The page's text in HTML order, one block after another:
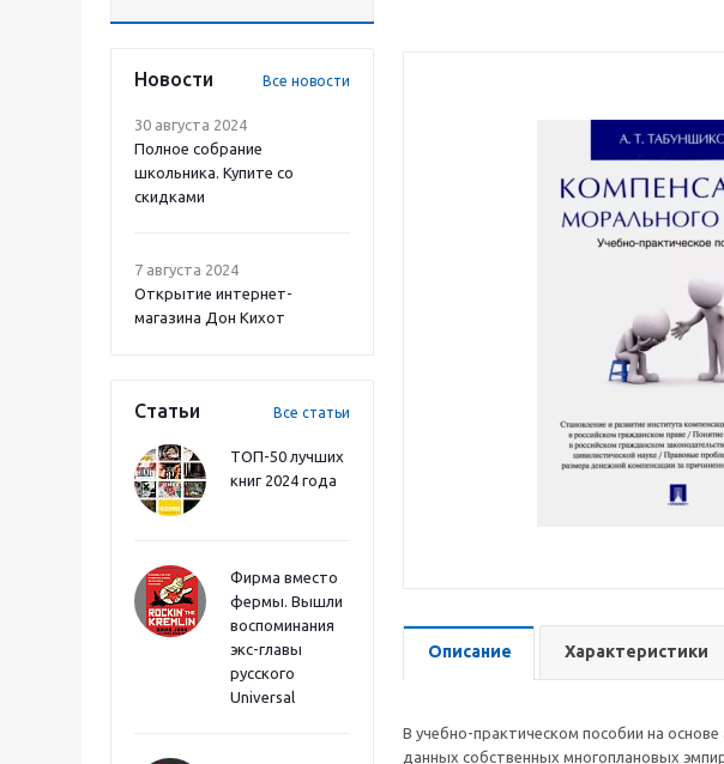
Новости Все новости
30 августа 2024
Полное собрание
школьника. Купите со
скидками
7 августа 2024
Открытие интернет-
магазина Дон Кихот
Статьи Все статьи
ТОП-50 лучших
книг 2024 года
Фирма вместо
фермы. Вышли
воспоминания
экс-главы
русского
Universal
Описание Характеристики
В учебно-практическом пособии на
данных собственных многоплановых